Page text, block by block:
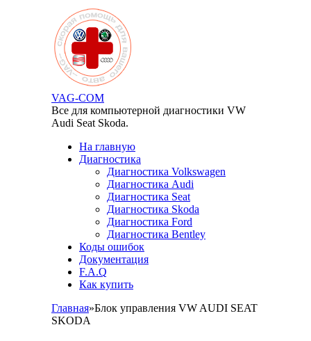
Перейти к основному содержанию
VAG-COM
Все для компьютерной диагностики VW
Audi Seat Skoda.
На главную
Диагностика
Диагностика Volkswagen
Диагностика Audi
Диагностика Seat
Диагностика Skoda
Диагностика Ford
Диагностика Bentley
Коды ошибок
Документация
F.A.Q
Как купить
Вы здесь
Главная»Блок управления VW AUDI SEAT
SKODA